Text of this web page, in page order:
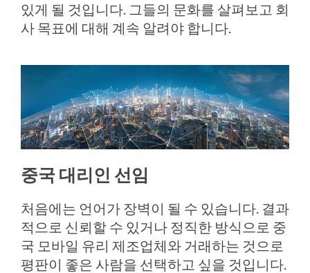
있게 될 것입니다. 그들의 문화를 살펴보고 회
사 목표에 대해 계속 알려야 합니다.
중국 대리인 선임
처음에는 언어가 장벽이 될 수 있습니다. 결과
적으로 신뢰할 수 있거나 정직한 방식으로 중
국 모바일 유리 제조업체와 거래하는 것으로
평판이 좋은 사람을 선택하고 싶을 것입니다.